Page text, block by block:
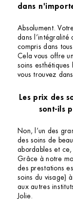
dans
Absolument.
dans l’intégralité
compris dans
Cela vous offre
soins esthétiques
vous trouvez
Les prix des
sont-ils
Non, l’un des
des soins de
abordables et
Grâce à notre
des prestations
soins du visage)
aux autres
Jolie.